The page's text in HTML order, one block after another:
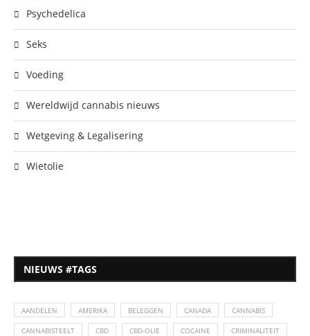
Psychedelica
Seks
Voeding
Wereldwijd cannabis nieuws
Wetgeving & Legalisering
Wietolie
NIEUWS #TAGS
AANDELEN AMERIKA BELEGGEN CANADA CANNABIS
CANNABISTEELT CBD CBD-OLIE COCAINE CRIMINALITEIT